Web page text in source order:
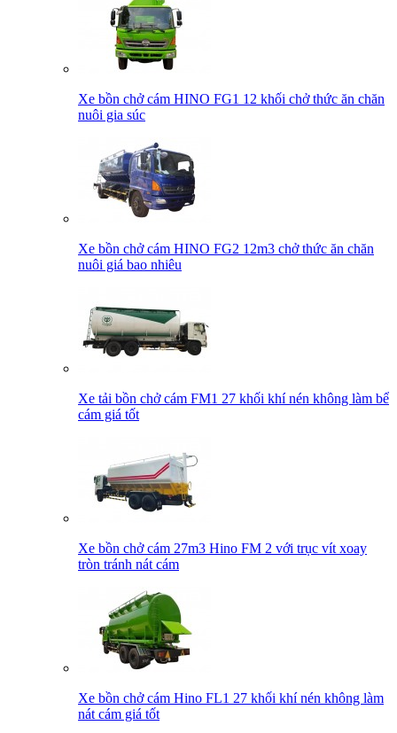
Xe bồn chở cám HINO FG1 12 khối chở thức ăn chăn
nuôi gia súc
Xe bồn chở cám HINO FG2 12m3 chở thức ăn chăn
nuôi giá bao nhiêu
Xe tải bồn chở cám FM1 27 khối khí nén không làm bể
cám giá tốt
Xe bồn chở cám 27m3 Hino FM 2 với trục vít xoay
tròn tránh nát cám
Xe bồn chở cám Hino FL1 27 khối khí nén không làm
nát cám giá tốt